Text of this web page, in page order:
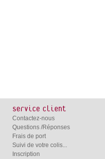
Service client
Contactez-nous
Questions /Réponses
Frais de port
Suivi de votre colis...
Inscription